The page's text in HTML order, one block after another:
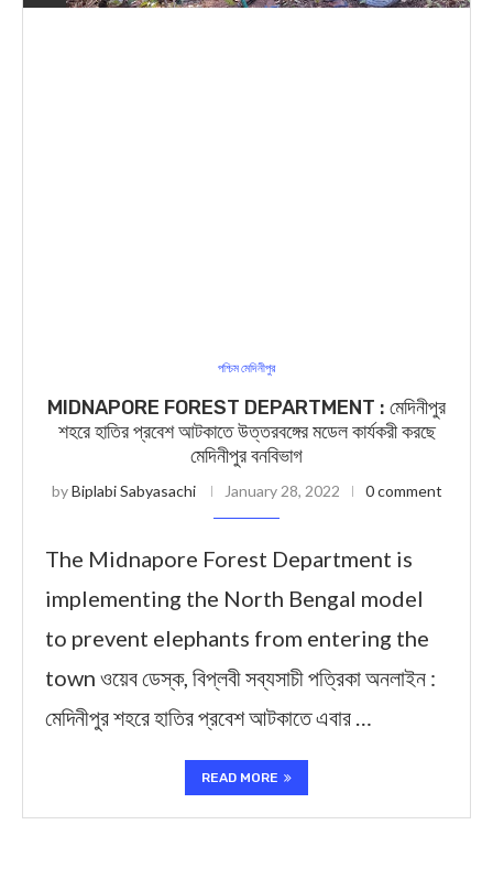
পশ্চিম মেদিনীপুর
MIDNAPORE FOREST DEPARTMENT : মেদিনীপুর
শহরে হাতির প্রবেশ আটকাতে উত্তরবঙ্গের মডেল কার্যকরী করছে
মেদিনীপুর বনবিভাগ
byBiplabi Sabyasachi January 28, 2022 0 comment
The Midnapore Forest Department is
implementing the North Bengal model
to prevent elephants from entering the
town ওয়েব ডেস্ক, বিপ্লবী সব্যসাচী পত্রিকা অনলাইন :
মেদিনীপুর শহরে হাতির প্রবেশ আটকাতে এবার …
READ MORE